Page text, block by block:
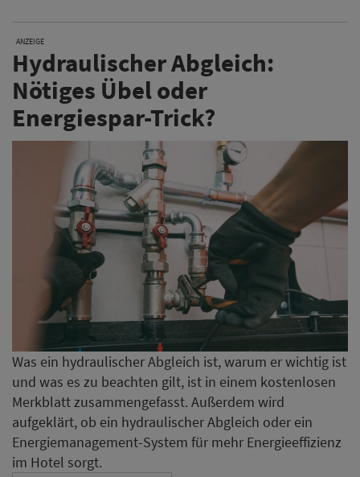
ANZEIGE
Hydraulischer Abgleich:
Nötiges Übel oder
Energiespar-Trick?
Was ein hydraulischer Abgleich ist, warum er wichtig ist
und was es zu beachten gilt, ist in einem kostenlosen
Merkblatt zusammengefasst. Außerdem wird
aufgeklärt, ob ein hydraulischer Abgleich oder ein
Energiemanagement-System für mehr Energieeffizienz
im Hotel sorgt.